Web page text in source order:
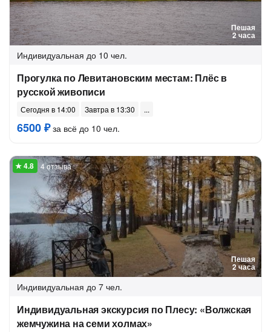
Пешая
2 часа
Индивидуальная до 10 чел.
Прогулка по Левитановским местам: Плёс в
русской живописи
Сегодня в 14:00 Завтра в 13:30
6500 ₽за всё до 10 чел.
Пешая
2 часа
4 отзыва
Индивидуальная до 7 чел.
Индивидуальная экскурсия по Плесу: «Волжская
жемчужина на семи холмах»